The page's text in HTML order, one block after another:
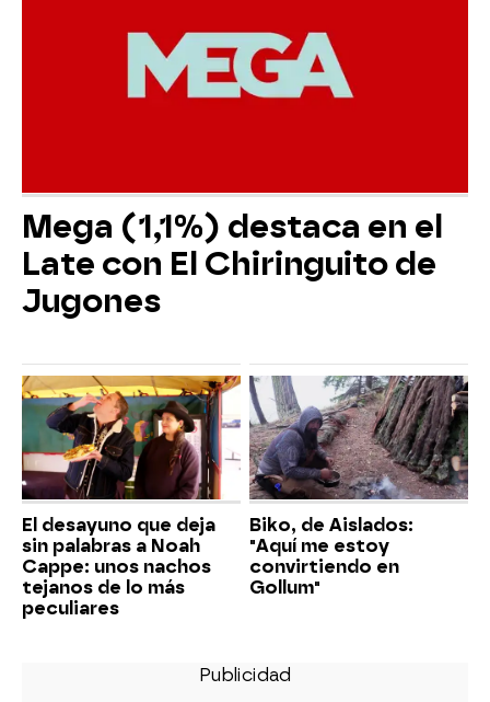
Mega (1,1%) destaca en el
Late con El Chiringuito de
Jugones
El desayuno que deja
sin palabras a Noah
Cappe: unos nachos
tejanos de lo más
peculiares
Biko, de Aislados:
"Aquí me estoy
convirtiendo en
Gollum"